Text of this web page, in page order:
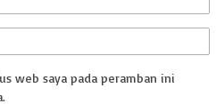
web saya pada peramban ini